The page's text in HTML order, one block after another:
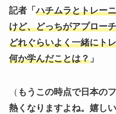
記者「ハチムラとトレー
けど、どっちがアプロー
どれぐらいよく一緒にト
何か学んだことは？」
（ もうこの時点で日本の
熱くなりますよね。嬉しい